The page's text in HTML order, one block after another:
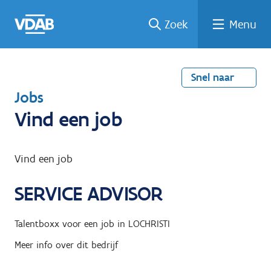
naar
een
een
job
naar
Zoek Menu
Snel naar
T
e
u
n
a
Jobs
Vind een job
Vind een job
SERVICE ADVISOR
Talentboxx voor een job in LOCHRISTI
Meer info over dit bedrijf